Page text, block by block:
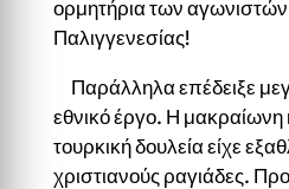
ορμητήρια των αγωνιστών
Παλιγγενεσίας!
Παράλληλα επέδειξε
εθνικό έργο. Η
τουρκική δουλεία είχε
χριστιανούς ραγιάδες.